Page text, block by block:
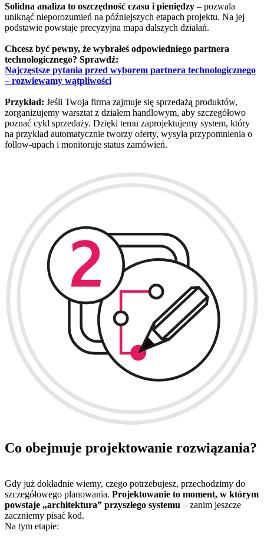
Solidna analiza to oszczędność czasu i pieniędzy – pozwala
uniknąć nieporozumień na późniejszych etapach projektu. Na jej
podstawie powstaje precyzyjna mapa dalszych działań.
Chcesz być pewny, że wybrałeś odpowiedniego partnera
technologicznego? Sprawdź:
Najczęstsze pytania przed wyborem partnera technologicznego
– rozwiewamy wątpliwości
Przykład: Jeśli Twoja firma zajmuje się sprzedażą produktów,
zorganizujemy warsztat z działem handlowym, aby szczegółowo
poznać cykl sprzedaży. Dzięki temu zaprojektujemy system, który
na przykład automatycznie tworzy oferty, wysyła przypomnienia o
follow-upach i monitoruje status zamówień.
Co obejmuje projektowanie rozwiązania?
Gdy już dokładnie wiemy, czego potrzebujesz, przechodzimy do
szczegółowego planowania. Projektowanie to moment, w którym
powstaje „architektura” przyszłego systemu – zanim jeszcze
zaczniemy pisać kod.
Na tym etapie: